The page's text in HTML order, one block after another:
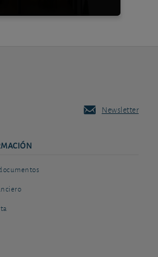
Newsletter